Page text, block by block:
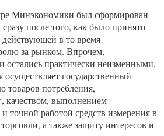
Минэкономики был сформирован
после того, как было принято
в то время
за рынком. Впрочем,
остались практически неизменными,
государственный
товаров потребления,
качеством, выполнением
точной работой средств измерения в
а также защиту интересов и